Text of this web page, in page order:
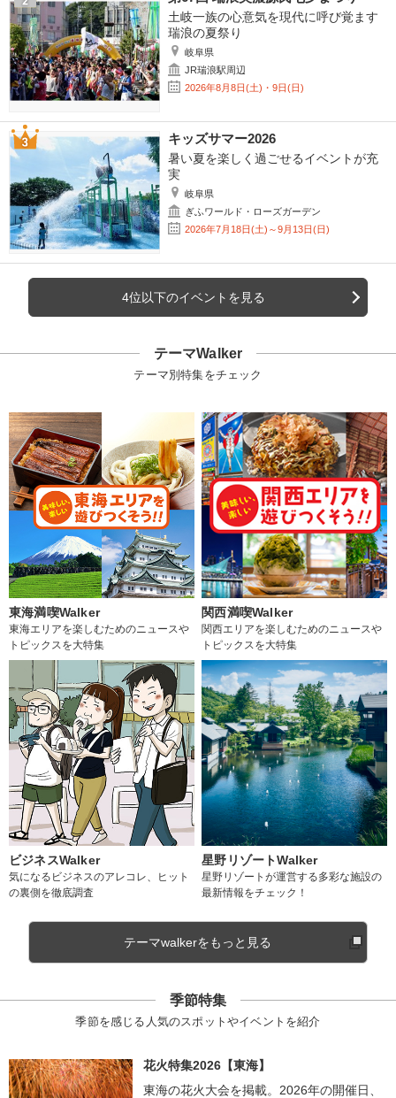
土岐一族の心意気を現代に呼び覚ます
瑞浪の夏祭り
岐阜県
JR瑞浪駅周辺
2026年8月8日(土)・9日(日)
キッズサマー2026
暑い夏を楽しく過ごせるイベントが充
実
岐阜県
ぎふワールド・ローズガーデン
2026年7月18日(土)～9月13日(日)
4位以下のイベントを見る
テーマWalker
テーマ別特集をチェック
東海満喫Walker
東海エリアを楽しむためのニュースや
トピックスを大特集
関西満喫Walker
関西エリアを楽しむためのニュースや
トピックスを大特集
ビジネスWalker
気になるビジネスのアレコレ、ヒット
の裏側を徹底調査
星野リゾートWalker
星野リゾートが運営する多彩な施設の
最新情報をチェック！
テーマwalkerをもっと見る
季節特集
季節を感じる人気のスポットやイベントを紹介
花火特集2026【東海】
東海の花火大会を掲載。2026年の開催日、